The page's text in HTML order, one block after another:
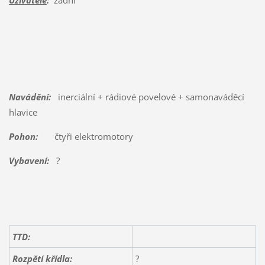
Navádění:inerciální + rádiové povelové + samonaváděcí
hlavice
Pohon:čtyři elektromotory
Vybavení:?
TTD:
Rozpětí křídla:
?